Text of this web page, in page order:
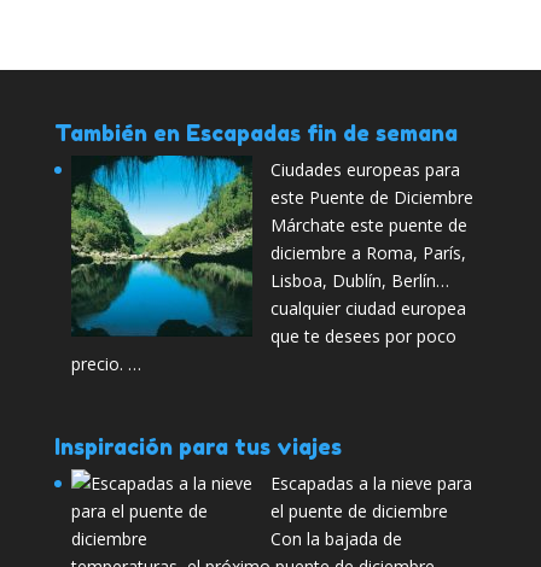
También en Escapadas fin de semana
Ciudades europeas para
este Puente de Diciembre
Márchate este puente de
diciembre a Roma, París,
Lisboa, Dublín, Berlín…
cualquier ciudad europea
que te desees por poco
precio. …
Inspiración para tus viajes
Escapadas a la nieve para
el puente de diciembre
Con la bajada de